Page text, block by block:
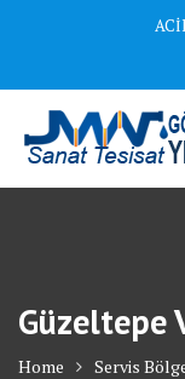
Güzeltepe
Home Servis